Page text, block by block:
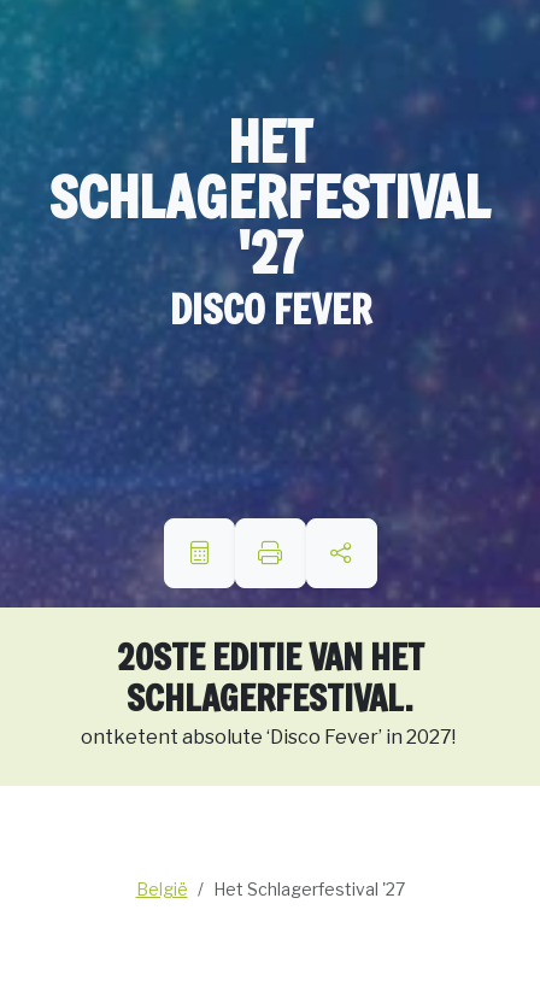
HET
SCHLAGERFESTIVAL
'27
DISCO FEVER
20STE EDITIE VAN HET
SCHLAGERFESTIVAL.
ontketent absolute ‘Disco Fever’ in 2027!
België Het Schlagerfestival '27